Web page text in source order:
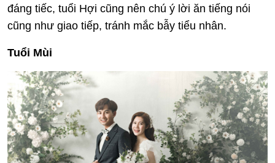
đáng tiếc, tuổi Hợi cũng nên chú ý lời ăn tiếng nói
cũng như giao tiếp, tránh mắc bẫy tiểu nhân.
Tuổi Mùi